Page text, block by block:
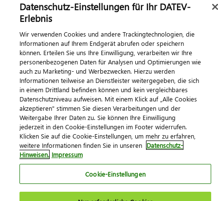
Datenschutz-Einstellungen für Ihr DATEV-
Erlebnis
Wir verwenden Cookies und andere Trackingtechnologien, die
Informationen auf Ihrem Endgerät abrufen oder speichern
können. Erteilen Sie uns Ihre Einwilligung, verarbeiten wir Ihre
personenbezogenen Daten für Analysen und Optimierungen wie
auch zu Marketing- und Werbezwecken. Hierzu werden
Informationen teilweise an Dienstleister weitergegeben, die sich
in einem Drittland befinden können und kein vergleichbares
Datenschutzniveau aufweisen. Mit einem Klick auf „Alle Cookies
akzeptieren" stimmen Sie diesen Verarbeitungen und der
Weitergabe Ihrer Daten zu. Sie können Ihre Einwilligung
jederzeit in den Cookie-Einstellungen im Footer widerrufen.
Klicken Sie auf die Cookie-Einstellungen, um mehr zu erfahren,
weitere Informationen finden Sie in unseren Datenschutz-
Hinweisen. Impressum
Cookie-Einstellungen